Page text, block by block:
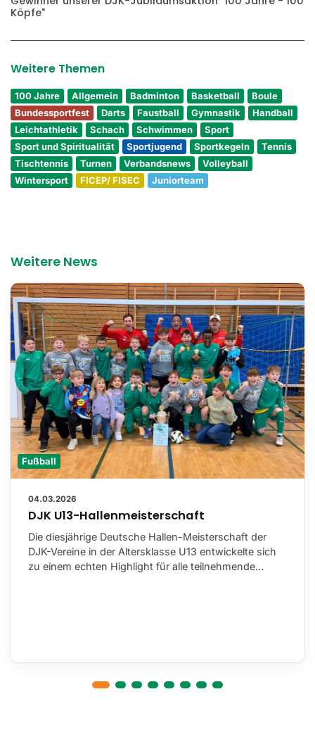
Köpfe"
Weitere Themen
100 Jahre Allgemein Badminton Basketball
Boule
Bundessportfest
Darts Faustball Gymnastik
Handball
Leichtathletik
Schach Schwimmen
Sport
Sport und Spiritualität
Sportjugend Sportkegeln
Tennis
Tischtennis
Turnen Verbandsnews
Volleyball
Wintersport
FICEP/ FISEC Juniorteam
Weitere News
Fußball
04.03.2026
DJK U13-Hallenmeisterschaft
Die diesjährige Deutsche Hallen-Meisterschaft der
DJK-Vereine in der Altersklasse U13 entwickelte sich
zu einem echten Highlight für alle teilnehmende…